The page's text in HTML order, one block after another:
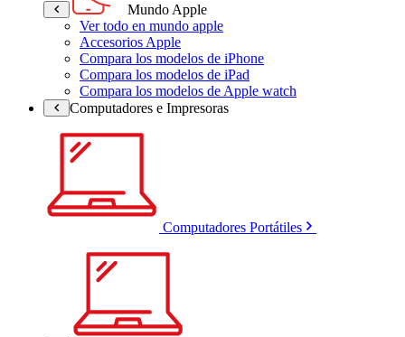
Mundo Apple
Ver todo en mundo apple
Accesorios Apple
Compara los modelos de iPhone
Compara los modelos de iPad
Compara los modelos de Apple watch
Computadores e Impresoras
Computadores Portátiles